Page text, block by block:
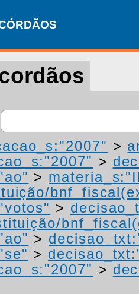
>
>
>
>
>
>
>